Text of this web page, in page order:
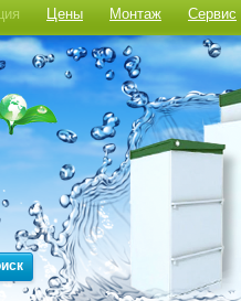
Цены Монтаж Сервис